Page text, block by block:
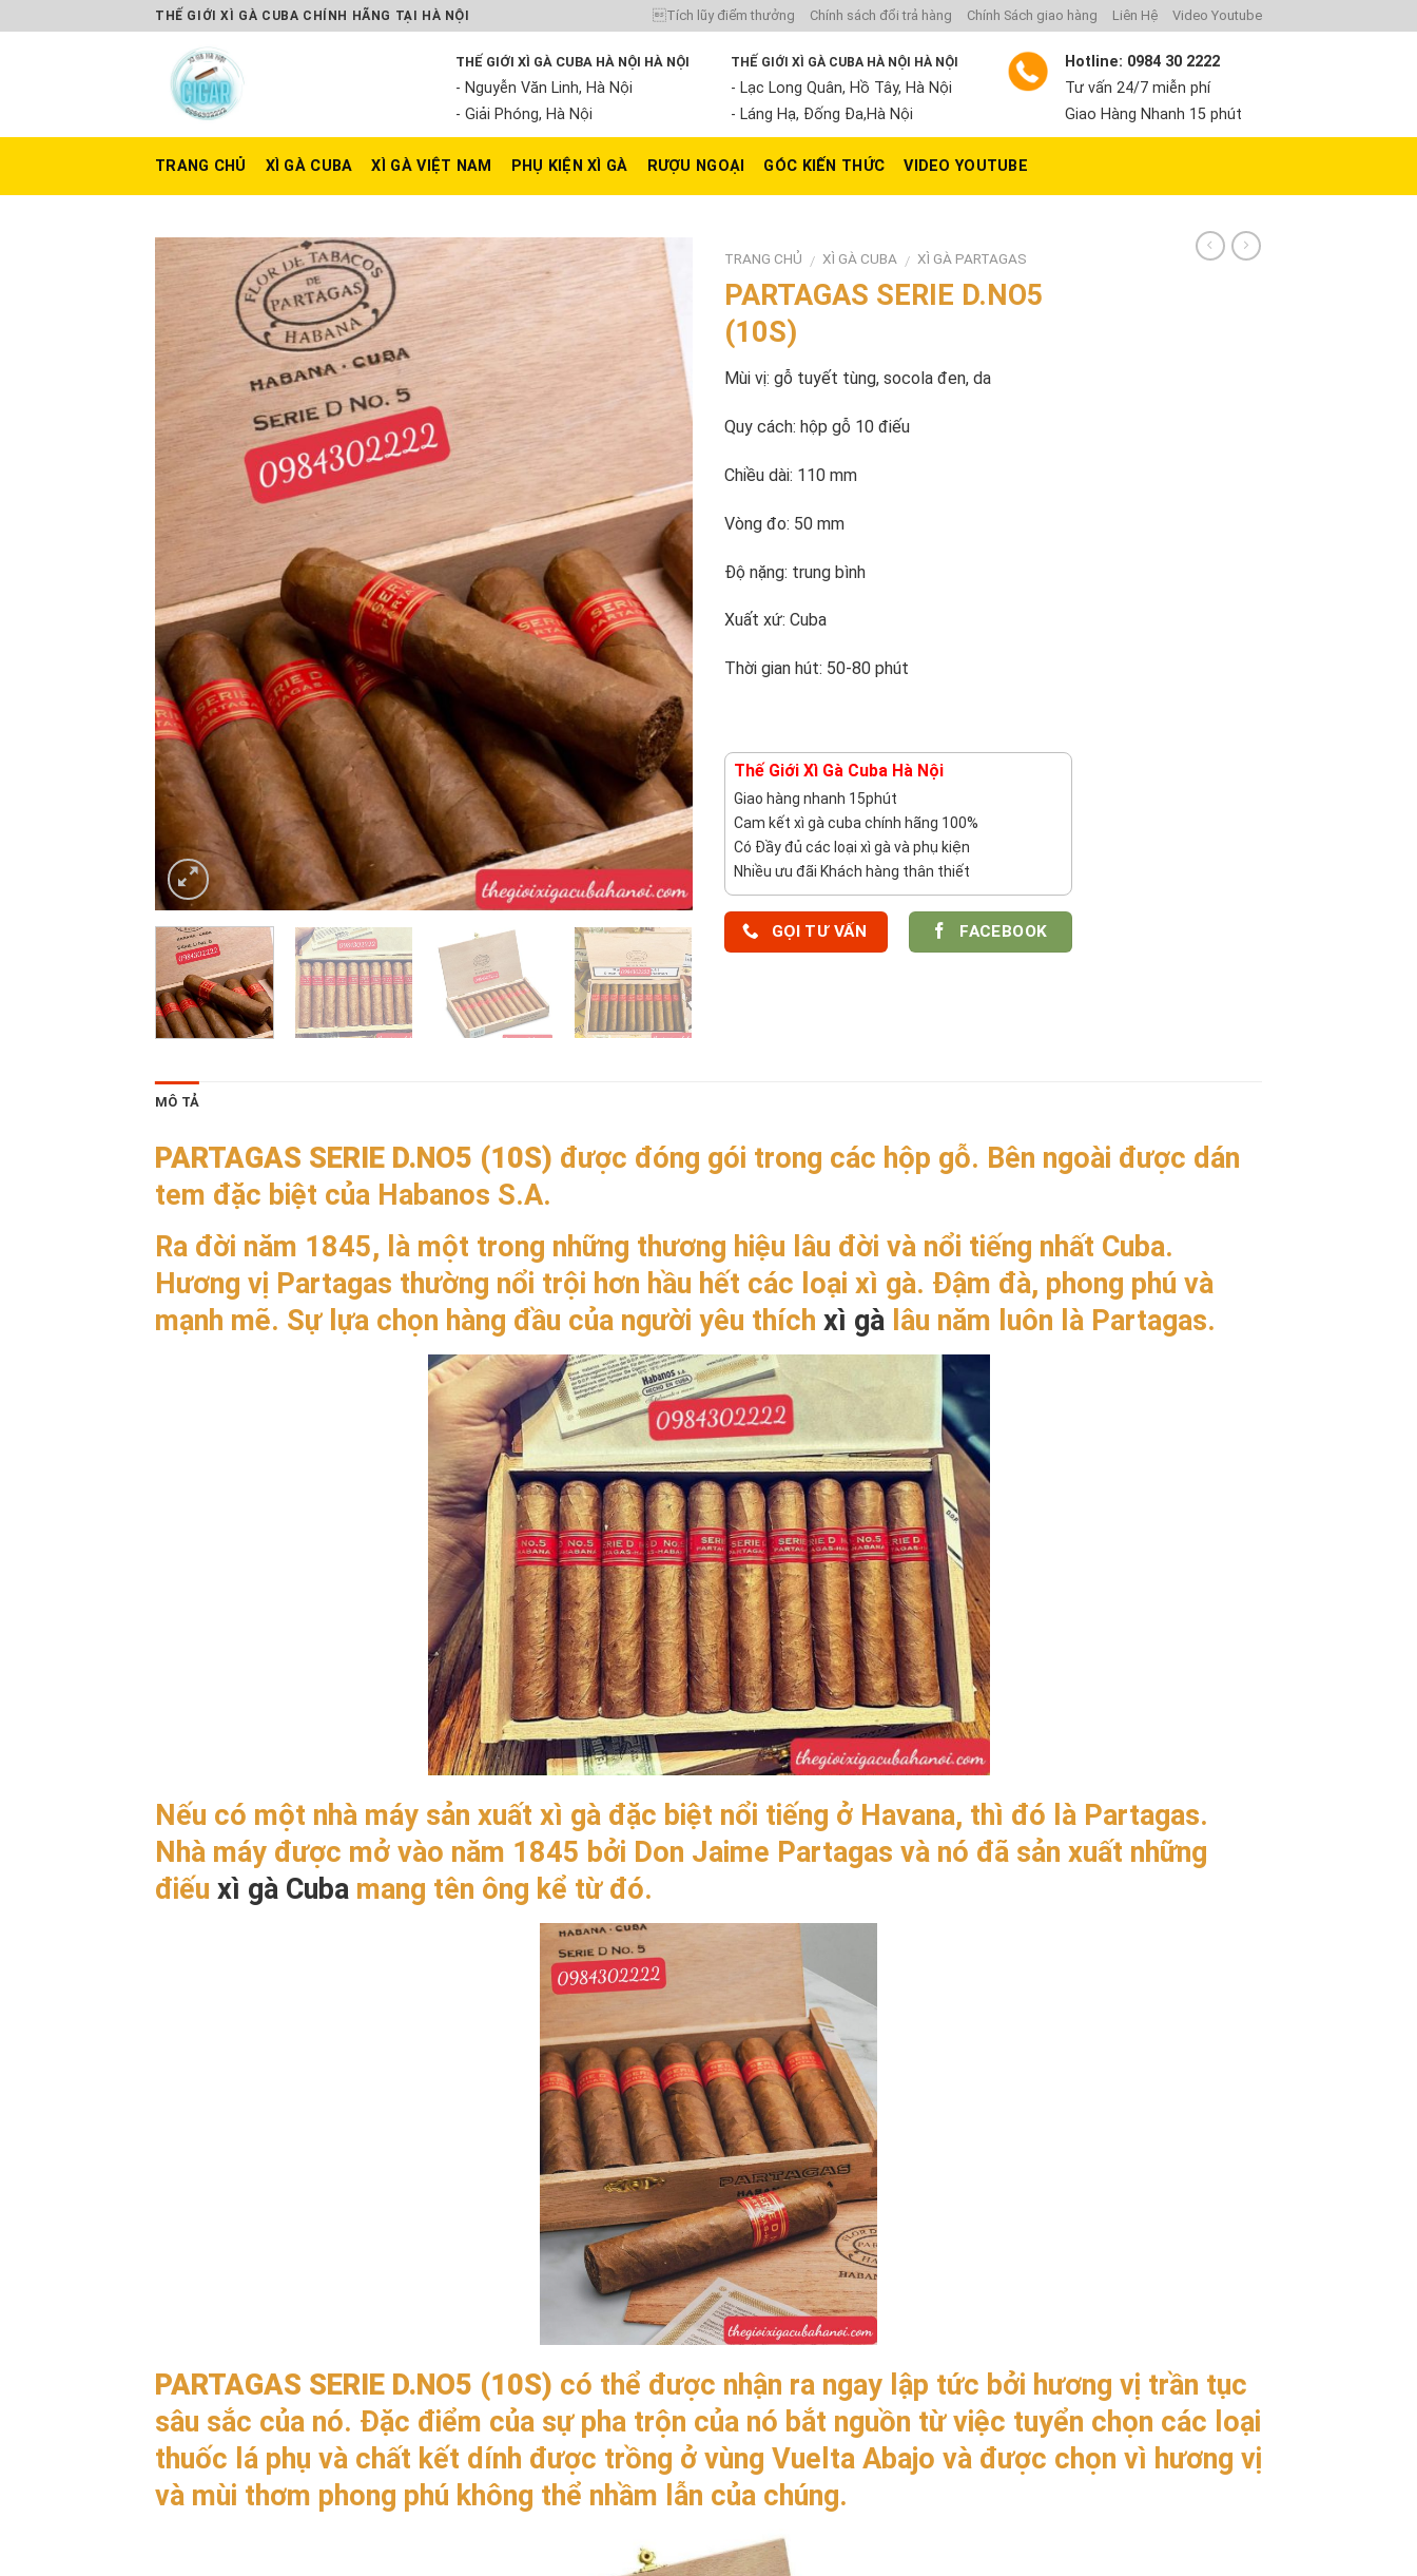
to
THẾ GIỚI XÌ GÀ CUBA CHÍNH HÃNG TẠI HÀ NỘI Tích lũy điểm thưởng Chính sách đổi trả hàng Chính Sách giao hàng Liên Hệ Video Youtube
THẾ GIỚI XÌ GÀ CUBA HÀ NỘI HÀ NỘI
- Nguyễn Văn Linh, Hà Nội
- Giải Phóng, Hà Nội
THẾ GIỚI XÌ GÀ CUBA HÀ NỘI HÀ NỘI
- Lạc Long Quân, Hồ Tây, Hà Nội
- Láng Hạ, Đống Đa,Hà Nội
Hotline: 0984 30 2222
Tư vấn 24/7 miễn phí
Giao Hàng Nhanh 15 phút
TRANG CHỦ XÌ GÀ CUBA XÌ GÀ VIỆT NAM PHỤ KIỆN XÌ GÀ RƯỢU NGOẠI GÓC KIẾN THỨC VIDEO YOUTUBE
TRANG CHỦ / XÌ GÀ CUBA / XÌ GÀ PARTAGAS
PARTAGAS SERIE D.NO5
(10S)
Mùi vị: gỗ tuyết tùng, socola đen, da
Quy cách: hộp gỗ 10 điếu
Chiều dài: 110 mm
Vòng đo: 50 mm
Độ nặng: trung bình
Xuất xứ: Cuba
Thời gian hút: 50-80 phút
Thế Giới Xì Gà Cuba Hà Nội
Giao hàng nhanh 15phút
Cam kết xì gà cuba chính hãng 100%
Có Đầy đủ các loại xì gà và phụ kiện
Nhiều ưu đãi Khách hàng thân thiết
GỌI TƯ VẤN FACEBOOK
MÔ TẢ
PARTAGAS SERIE D.NO5 (10S) được đóng gói trong các hộp gỗ. Bên ngoài được dán
tem đặc biệt của Habanos S.A.
Ra đời năm 1845, là một trong những thương hiệu lâu đời và nổi tiếng nhất Cuba.
Hương vị Partagas thường nổi trội hơn hầu hết các loại xì gà. Đậm đà, phong phú và
mạnh mẽ. Sự lựa chọn hàng đầu của người yêu thích xì gà lâu năm luôn là Partagas.
Nếu có một nhà máy sản xuất xì gà đặc biệt nổi tiếng ở Havana, thì đó là Partagas.
Nhà máy được mở vào năm 1845 bởi Don Jaime Partagas và nó đã sản xuất những
điếu xì gà Cuba mang tên ông kể từ đó.
PARTAGAS SERIE D.NO5 (10S) có thể được nhận ra ngay lập tức bởi hương vị trần tục
sâu sắc của nó. Đặc điểm của sự pha trộn của nó bắt nguồn từ việc tuyển chọn các loại
thuốc lá phụ và chất kết dính được trồng ở vùng Vuelta Abajo và được chọn vì hương vị
và mùi thơm phong phú không thể nhầm lẫn của chúng.